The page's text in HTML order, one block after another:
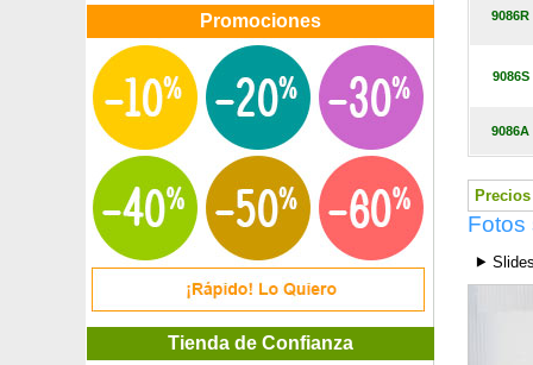
Promociones
Tienda de Confianza
Gaura rosa de Lindheimer
Gayomba
Gayuba, Uva de oso
Geranio 'Ann Folkard'
Geranio 'Dusky Crûg'
Geranio 'Espresso'
Geranio 'Samobor'
Geranio vivaz flores blancas
Geranio vivaz 'Johnson Blue'
Geranio vivaz 'Nimbus'
Geranio vivaz 'Rozanne'
Geranio vivaz 'Russell Prichard'
Geranio vivaz 'Tiny Monster'
Gingo enano 'Mariken'
9086R
9086S
9086A
Fotos
⯈